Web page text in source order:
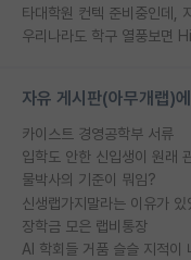
자유 게시판(아무개랩)
카이스트 경영공학부 서류
입학도 안한 신입생이 원래
물박사의 기준이 뭐임?
신생랩가지말라는 이유가 있
장학금 모은 랩비통장
AI 학회들 거품 슬슬 지적이